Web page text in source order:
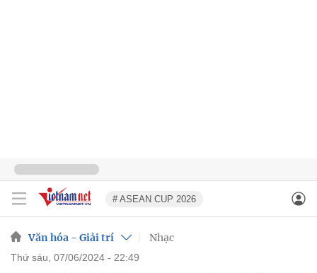
# ASEAN CUP 2026
Văn hóa - Giải trí Nhạc
thứ sáu, 07/06/2024 - 22:49